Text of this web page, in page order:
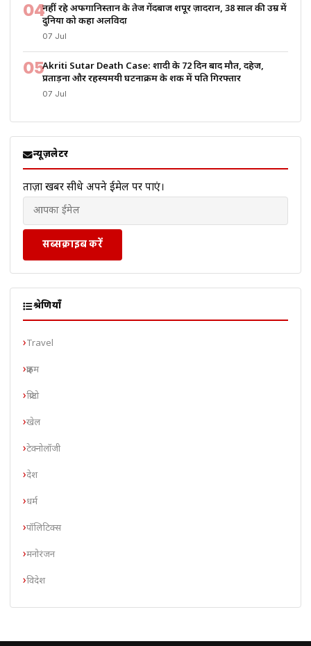
04नहीं रहे अफगानिस्तान के तेज गेंदबाज शपूर ज़ादरान, 38 साल की उम्र में
दुनिया को कहा अलविदा
07 Jul
05Akriti Sutar Death Case: शादी के 72 दिन बाद मौत, दहेज,
प्रताड़ना और रहस्यमयी घटनाक्रम के शक में पति गिरफ्तार
07 Jul
न्यूज़लेटर
ताज़ा खबरें सीधे अपने ईमेल पर पाएं।
सब्सक्राइब करें
श्रेणियाँ
Travel
क्राइम
क्रिप्टो
खेल
टेक्नोलॉजी
देश
धर्म
पॉलिटिक्स
मनोरंजन
विदेश